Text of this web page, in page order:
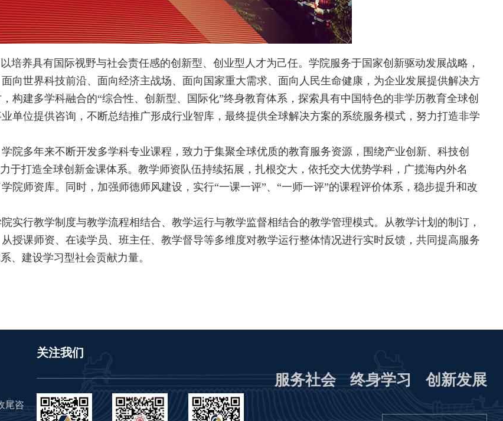
培养具有国际视野与社会责任感的创新型、创业型人才为己任。学院服务于国家创新驱动发展战略，
向世界科技前沿、面向经济主战场、面向国家重大需求、面向人民生命健康，为企业发展提供解决方
构建多学科融合的“综合性、创新型、国际化”终身教育体系，探索具有中国特色的非学历教育全球创
单位提供咨询，不断总结推广形成行业智库，最终提供全球解决方案的系统服务模式，努力打造非学
院多年来不断开发多学科专业课程，致力于集聚全球优质的教育服务资源，围绕产业创新、科技创
于打造全球创新金课体系。教学师资队伍持续拓展，扎根交大，依托交大优势学科，广揽海内外名
院师资库。同时，加强师德师风建设，实行“一课一评”、“一师一评”的课程评价体系，稳步提升和改
实行教学制度与教学流程相结合、教学运行与教学监督相结合的教学管理模式。从教学计划的制订，
授课师资、在读学员、班主任、教学督导等多维度对教学运行整体情况进行实时反馈，共同提高服务
、建设学习型社会贡献力量。
尾咨
关注我们
服务社会 终身学习 创新发展